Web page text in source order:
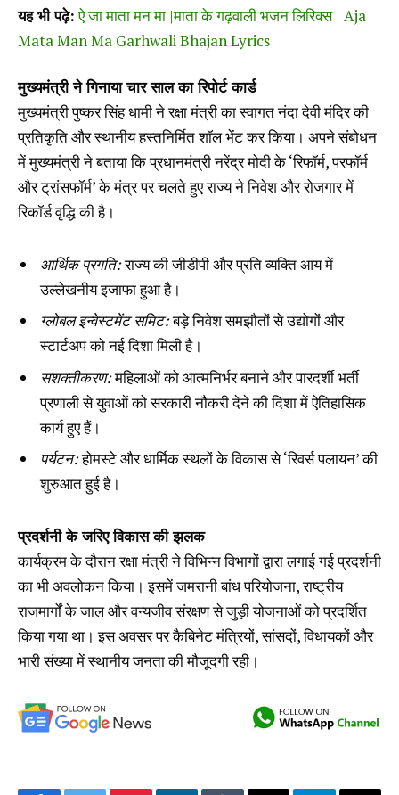
यह भी पढ़े: ऐ जा माता मन मा |माता के गढ़वाली भजन लिरिक्स | Aja
Mata Man Ma Garhwali Bhajan Lyrics
मुख्यमंत्री ने गिनाया चार साल का रिपोर्ट कार्ड
मुख्यमंत्री पुष्कर सिंह धामी ने रक्षा मंत्री का स्वागत नंदा देवी मंदिर की
प्रतिकृति और स्थानीय हस्तनिर्मित शॉल भेंट कर किया। अपने संबोधन
में मुख्यमंत्री ने बताया कि प्रधानमंत्री नरेंद्र मोदी के ‘रिफॉर्म, परफॉर्म
और ट्रांसफॉर्म’ के मंत्र पर चलते हुए राज्य ने निवेश और रोजगार में
रिकॉर्ड वृद्धि की है।
आर्थिक प्रगति:राज्य की जीडीपी और प्रति व्यक्ति आय में
उल्लेखनीय इजाफा हुआ है।
ग्लोबल इन्वेस्टमेंट समिट:बड़े निवेश समझौतों से उद्योगों और
स्टार्टअप को नई दिशा मिली है।
सशक्तीकरण:महिलाओं को आत्मनिर्भर बनाने और पारदर्शी भर्ती
प्रणाली से युवाओं को सरकारी नौकरी देने की दिशा में ऐतिहासिक
कार्य हुए हैं।
पर्यटन:होमस्टे और धार्मिक स्थलों के विकास से ‘रिवर्स पलायन’ की
शुरुआत हुई है।
प्रदर्शनी के जरिए विकास की झलक
कार्यक्रम के दौरान रक्षा मंत्री ने विभिन्न विभागों द्वारा लगाई गई प्रदर्शनी
का भी अवलोकन किया। इसमें जमरानी बांध परियोजना, राष्ट्रीय
राजमार्गों के जाल और वन्यजीव संरक्षण से जुड़ी योजनाओं को प्रदर्शित
किया गया था। इस अवसर पर कैबिनेट मंत्रियों, सांसदों, विधायकों और
भारी संख्या में स्थानीय जनता की मौजूदगी रही।